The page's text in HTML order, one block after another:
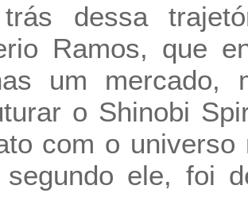
dessa
Ramos, que
um mercado,
o Shinobi
com o
segundo ele, foi